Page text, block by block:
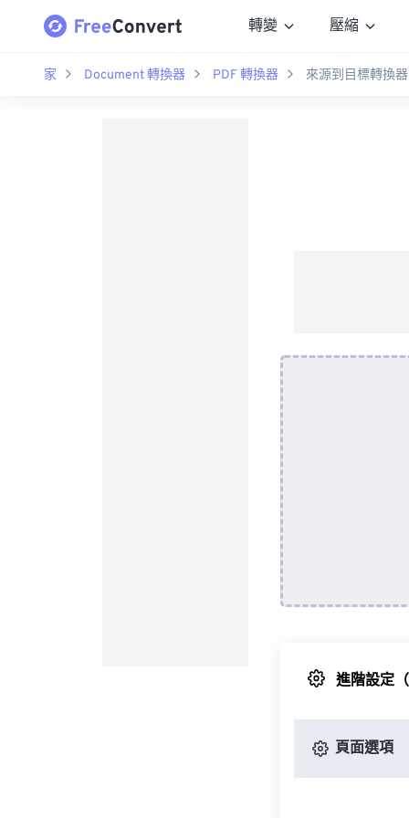
轉變 壓縮
家 Document 轉換器 PDF 轉換器 來源到目標轉換器
進階設定
頁面選項